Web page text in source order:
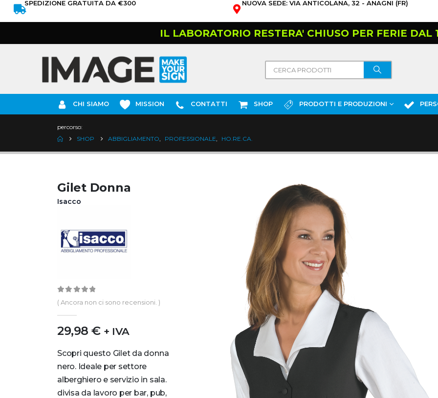
SPEDIZIONE GRATUITA DA €300 NUOVA SEDE: VIA ANTICOLANA, 32 - ANAGNI (FR)
IL LABORATORIO RESTERA' CHIUSO PER FERIE DAL
CHI SIAMO MISSION CONTATTI SHOP PRODOTTI E PRODUZIONI
percorso:
SHOP
ABBIGLIAMENTO, PROFESSIONALE, HO.RE.CA.
Gilet Donna
Isacco
0out of 5
( Ancora non ci sono recensioni. )
29,98€ + IVA
Scopri questo Gilet da donna
nero. Ideale per settore
alberghiero e servizio in sala.
divisa da lavoro per bar, pub,